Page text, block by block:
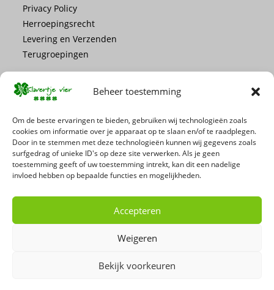
Beheer toestemming
Om de beste ervaringen te bieden, gebruiken wij technologieën zoals
cookies om informatie over je apparaat op te slaan en/of te raadplegen.
Door in te stemmen met deze technologieën kunnen wij gegevens zoals
surfgedrag of unieke ID's op deze site verwerken. Als je geen
toestemming geeft of uw toestemming intrekt, kan dit een nadelige
invloed hebben op bepaalde functies en mogelijkheden.
Accepteren
Weigeren
Bekijk voorkeuren
Privacy Policy
Herroepingsrecht
Levering en Verzenden
Terugroepingen
Mis geen enkele actie of promotie!
Schrijf je in voor onze nieuwsbrief